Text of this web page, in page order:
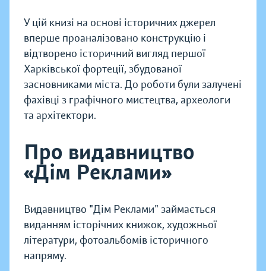
У цій книзі на основі історичних джерел
вперше проаналізовано конструкцію і
відтворено історичний вигляд першої
Харківської фортеції, збудованої
засновниками міста. До роботи були залучені
фахівці з графічного мистецтва, археологи
та архітектори.
Про видавництво
«Дім Реклами»
Видавництво "Дім Реклами" займається
виданням історічних книжок, художньої
літератури, фотоальбомів історичного
напряму.